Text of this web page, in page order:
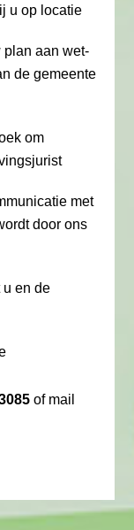
u op locatie
plan aan wet-
de gemeente
om
met
door ons
u en de
of mail